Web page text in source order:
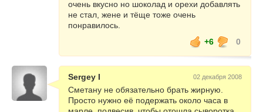
очень вкусно но шоколад и орехи добавлять
не стал, жене и тёще тоже очень
понравилось.
+6
0
Sergey I 02 декабря 2008
Сметану не обязательно брать жирную.
Просто нужно её подержать около часа в